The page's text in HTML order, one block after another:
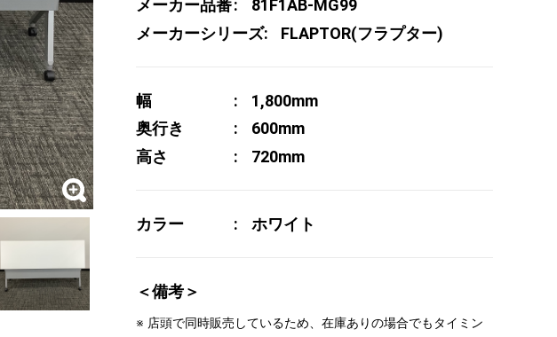
メーカー品番
81F1AB-MG99
メーカーシリーズ
FLAPTOR(フラプター)
幅
1,800mm
奥行き
600mm
高さ
720mm
カラー ホワイト
＜備考＞
※ 店頭で同時販売しているため、在庫ありの場合でもタイミン